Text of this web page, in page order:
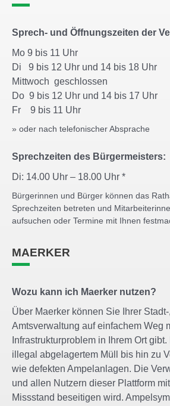
Sprech- und Öffnungszeiten der
Mo 9 bis 11 Uhr
Di 9 bis 12 Uhr und 14 bis 18
Mittwoch geschlossen
Do 9 bis 12 Uhr und 14 bis 17
Fr 9 bis 11 Uhr
» oder nach telefonischer Absprache
Sprechzeiten des Bürgermeisters:
Di: 14.00 Uhr – 18.00 Uhr *
Bürgerinnen und Bürger können das
Sprechzeiten betreten und
aufsuchen oder Termine mit Ihnen
MAERKER
Wozu kann ich Maerker nutzen?
Über Maerker können Sie Ihrer
Amtsverwaltung auf einfachem Weg
Infrastrukturproblem in Ihrem Ort
illegal abgelagertem Müll bis hin zu
wie defekten Ampelanlagen. Die
und allen Nutzern dieser Plattform
Missstand beseitigen wird.